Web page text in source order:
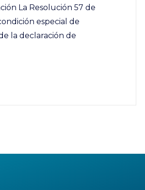
La Resolución 57 de
especial de
la declaración de